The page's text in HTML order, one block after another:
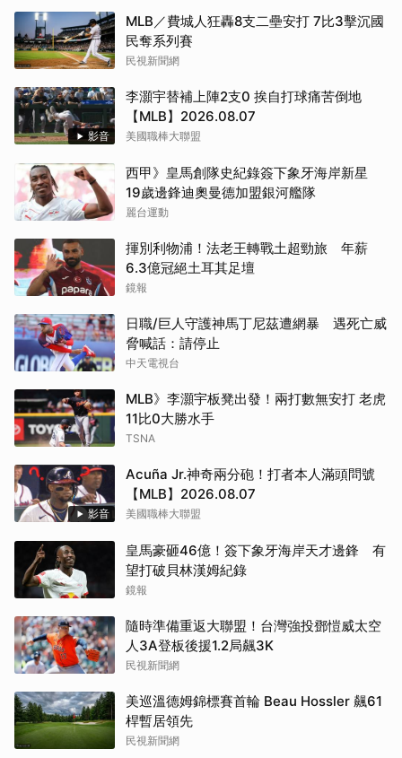
MLB／費城人狂轟8支二壘安打 7比3擊沉國
民奪系列賽
民視新聞網
影音
李灝宇替補上陣2支0 挨自打球痛苦倒地
【MLB】2026.08.07
美國職棒大聯盟
西甲》皇馬創隊史紀錄簽下象牙海岸新星
19歲邊鋒迪奧曼德加盟銀河艦隊
麗台運動
揮別利物浦！法老王轉戰土超勁旅 年薪
6.3億冠絕土耳其足壇
鏡報
日職/巨人守護神馬丁尼茲遭網暴 遇死亡威
脅喊話：請停止
中天電視台
MLB》李灝宇板凳出發！兩打數無安打 老虎
11比0大勝水手
TSNA
影音
Acuña Jr.神奇兩分砲！打者本人滿頭問號
【MLB】2026.08.07
美國職棒大聯盟
皇馬豪砸46億！簽下象牙海岸天才邊鋒 有
望打破貝林漢姆紀錄
鏡報
隨時準備重返大聯盟！台灣強投鄧愷威太空
人3A登板後援1.2局飆3K
民視新聞網
美巡溫德姆錦標賽首輪 Beau Hossler 飆61
桿暫居領先
民視新聞網